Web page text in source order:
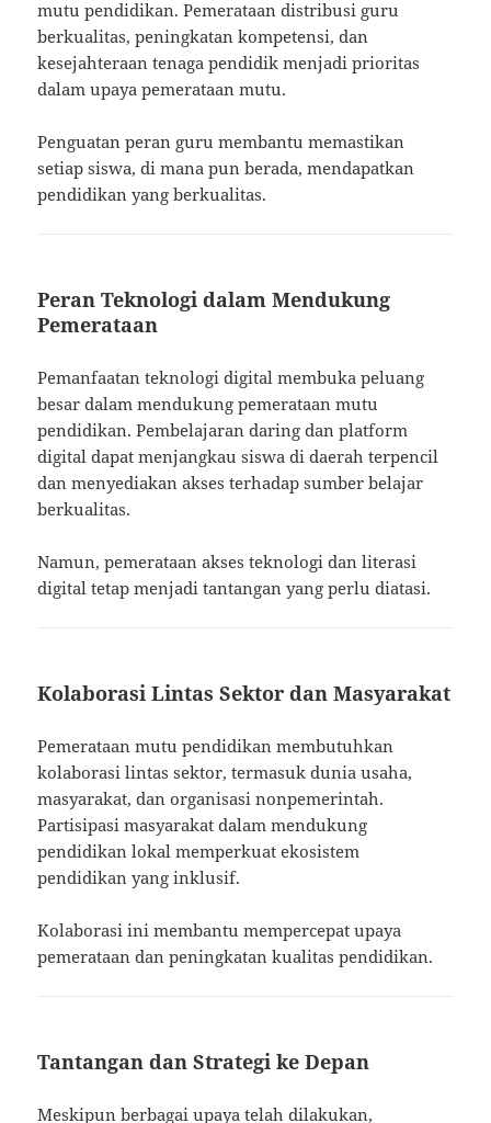
mutu pendidikan. Pemerataan distribusi guru
berkualitas, peningkatan kompetensi, dan
kesejahteraan tenaga pendidik menjadi prioritas
dalam upaya pemerataan mutu.
Penguatan peran guru membantu memastikan
setiap siswa, di mana pun berada, mendapatkan
pendidikan yang berkualitas.
Peran Teknologi dalam Mendukung
Pemerataan
Pemanfaatan teknologi digital membuka peluang
besar dalam mendukung pemerataan mutu
pendidikan. Pembelajaran daring dan platform
digital dapat menjangkau siswa di daerah terpencil
dan menyediakan akses terhadap sumber belajar
berkualitas.
Namun, pemerataan akses teknologi dan literasi
digital tetap menjadi tantangan yang perlu diatasi.
Kolaborasi Lintas Sektor dan Masyarakat
Pemerataan mutu pendidikan membutuhkan
kolaborasi lintas sektor, termasuk dunia usaha,
masyarakat, dan organisasi nonpemerintah.
Partisipasi masyarakat dalam mendukung
pendidikan lokal memperkuat ekosistem
pendidikan yang inklusif.
Kolaborasi ini membantu mempercepat upaya
pemerataan dan peningkatan kualitas pendidikan.
Tantangan dan Strategi ke Depan
Meskipun berbagai upaya telah dilakukan,